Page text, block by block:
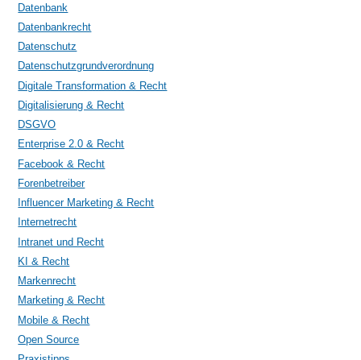
Datenbank
Datenbankrecht
Datenschutz
Datenschutzgrundverordnung
Digitale Transformation & Recht
Digitalisierung & Recht
DSGVO
Enterprise 2.0 & Recht
Facebook & Recht
Forenbetreiber
Influencer Marketing & Recht
Internetrecht
Intranet und Recht
KI & Recht
Markenrecht
Marketing & Recht
Mobile & Recht
Open Source